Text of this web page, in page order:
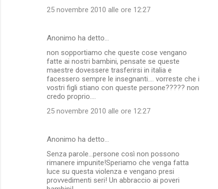
25 novembre 2010 alle ore 12:27
Anonimo ha detto…
non sopportiamo che queste cose vengano
fatte ai nostri bambini, pensate se queste
maestre dovessere trasferirsi in italia e
facessero sempre le insegnanti.... vorreste che i
vostri figli stiano con queste persone????? non
credo proprio....
25 novembre 2010 alle ore 12:27
Anonimo ha detto…
Senza parole...persone così non possono
rimanere impunite!Speriamo che venga fatta
luce su questa violenza e vengano presi
provvedimenti seri! Un abbraccio ai poveri